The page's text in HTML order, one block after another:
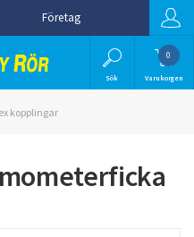
Företag
Sök
0
Varukorgen
kopplingar